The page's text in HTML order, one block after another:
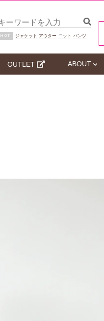
HOT ジャケット アウター ニット パンツ
OUTLET ABOUT